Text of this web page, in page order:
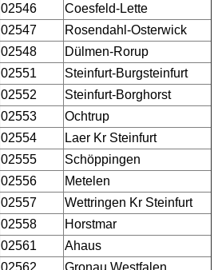
02546
Coesfeld-Lette
02547
Rosendahl-Osterwick
02548
Dülmen-Rorup
02551
Steinfurt-Burgsteinfurt
02552
Steinfurt-Borghorst
02553
Ochtrup
02554
Laer Kr Steinfurt
02555
Schöppingen
02556
Metelen
02557
Wettringen Kr Steinfurt
02558
Horstmar
02561
Ahaus
02562
Gronau Westfalen